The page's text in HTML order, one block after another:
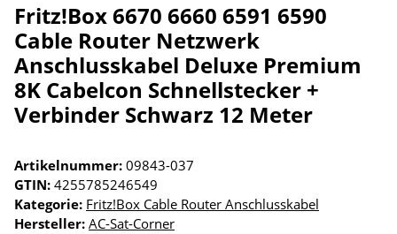
Fritz!Box 6670 6660 6591 6590
Cable Router Netzwerk
Anschlusskabel Deluxe Premium
8K Cabelcon Schnellstecker +
Verbinder Schwarz 12 Meter
Artikelnummer: 09843-037
GTIN: 4255785246549
Kategorie: Fritz!Box Cable Router Anschlusskabel
Hersteller: AC-Sat-Corner